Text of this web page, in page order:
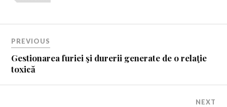
PREVIOUS
Gestionarea furiei şi durerii generate de o relaţie
toxică
NEXT